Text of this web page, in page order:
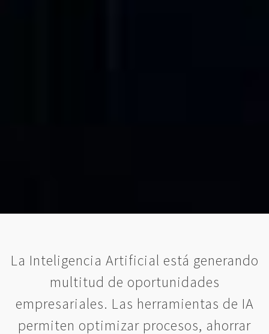
La Inteligencia Artificial está generando
multitud de oportunidades
empresariales. Las herramientas de IA
permiten optimizar procesos, ahorrar